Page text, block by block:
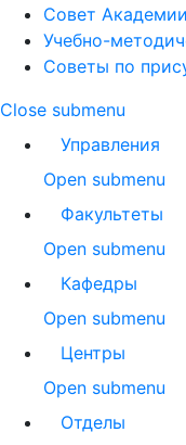
Совет Академии
Учебно-
Советы по
Close submenu
Управления
Open submenu
Факультеты
Open submenu
Кафедры
Open submenu
Центры
Open submenu
Отделы